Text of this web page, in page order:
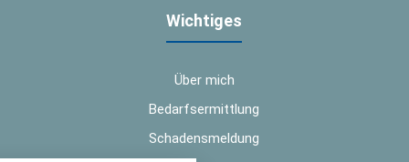
Wichtiges
Über mich
Bedarfsermittlung
Schadensmeldung